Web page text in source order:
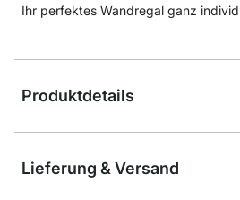
Ihr perfektes Wandregal ganz
Produktdetails
Lieferung & Versand